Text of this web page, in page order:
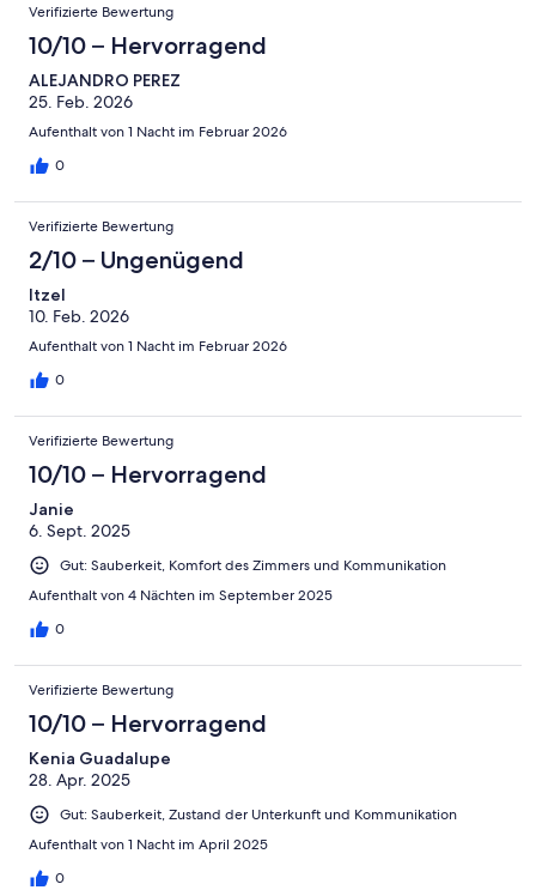
Verifizierte Bewertung
10/10 – Hervorragend
ALEJANDRO PEREZ
25. Feb. 2026
Aufenthalt von 1 Nacht im Februar 2026
0
Verifizierte Bewertung
2/10 – Ungenügend
Itzel
10. Feb. 2026
Aufenthalt von 1 Nacht im Februar 2026
0
Verifizierte Bewertung
10/10 – Hervorragend
Janie
6. Sept. 2025
Gut: Sauberkeit, Komfort des Zimmers und Kommunikation
Aufenthalt von 4 Nächten im September 2025
0
Verifizierte Bewertung
10/10 – Hervorragend
Kenia Guadalupe
28. Apr. 2025
Gut: Sauberkeit, Zustand der Unterkunft und Kommunikation
Aufenthalt von 1 Nacht im April 2025
0